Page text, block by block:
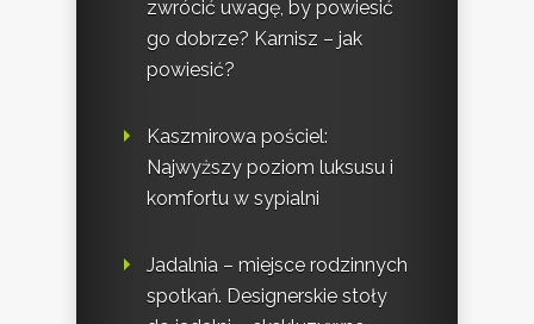
zwrócić uwagę, by powiesić
go dobrze? Karnisz – jak
powiesić?
Kaszmirowa pościel:
Najwyższy poziom luksusu i
komfortu w sypialni
Jadalnia – miejsce rodzinnych
spotkań. Designerskie stoły